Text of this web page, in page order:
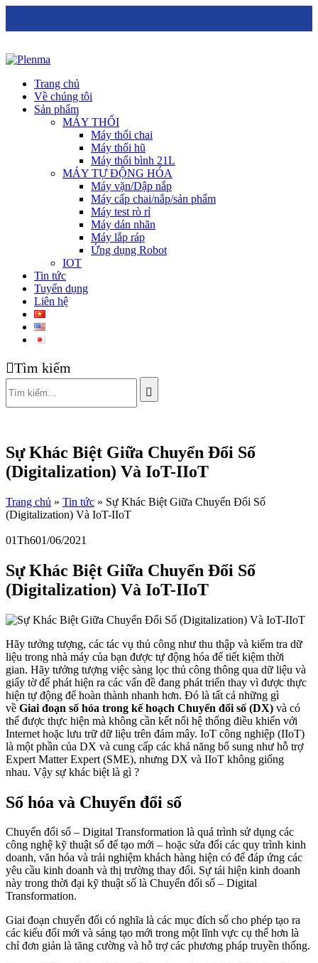
Trang chủ
Về chúng tôi
Sản phẩm
MÁY THỔI
Máy thổi chai
Máy thổi hũ
Máy thổi bình 21L
MÁY TỰ ĐỘNG HÓA
Máy vặn/Dập nắp
Máy cấp chai/nắp/sản phẩm
Máy test rò rỉ
Máy dán nhãn
Máy lắp ráp
Ứng dụng Robot
IOT
Tin tức
Tuyển dụng
Liên hệ
Tìm kiếm
Sự Khác Biệt Giữa Chuyển Đổi Số
(Digitalization) Và IoT-IIoT
Trang chủ » Tin tức » Sự Khác Biệt Giữa Chuyển Đổi Số
(Digitalization) Và IoT-IIoT
01Th601/06/2021
Sự Khác Biệt Giữa Chuyển Đổi Số
(Digitalization) Và IoT-IIoT
Hãy tưởng tượng, các tác vụ thủ công như thu thập và kiểm tra dữ
liệu trong nhà máy của bạn được tự động hóa để tiết kiệm thời
gian. Hãy tưởng tượng việc sàng lọc thủ công thông qua dữ liệu và
giấy tờ để phát hiện ra các vấn đề đang phát triển thay vì được thực
hiện tự động để hoàn thành nhanh hơn. Đó là tất cả những gì
về Giai đoạn số hóa trong kế hoạch Chuyển đổi số (DX) và có
thể được thực hiện mà không cần kết nối hệ thống điều khiển với
Internet hoặc lưu trữ dữ liệu trên đám mây. IoT công nghiệp (IIoT)
là một phần của DX và cung cấp các khả năng bổ sung như hỗ trợ
Expert Matter Expert (SME), nhưng DX và IIoT không giống
nhau. Vậy sự khác biệt là gì ?
Số hóa và Chuyển đổi số
Chuyển đổi số – Digital Transformation là quá trình sử dụng các
công nghệ kỹ thuật số để tạo mới – hoặc sửa đổi các quy trình kinh
doanh, văn hóa và trải nghiệm khách hàng hiện có để đáp ứng các
yêu cầu kinh doanh và thị trường thay đổi. Sự tái hiện kinh doanh
này trong thời đại kỹ thuật số là Chuyển đổi số – Digital
Transformation.
Giai đoạn chuyển đổi có nghĩa là các mục đích số cho phép tạo ra
các kiểu đổi mới và sáng tạo mới trong một lĩnh vực cụ thể hơn là
chỉ đơn giản là tăng cường và hỗ trợ các phương pháp truyền thống.